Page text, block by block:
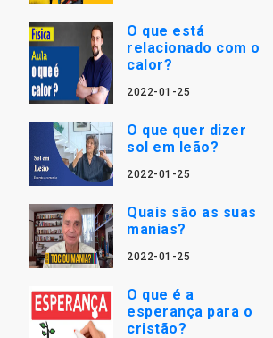
O que está
relacionado com o
calor?
2022-01-25
O que quer dizer
sol em leão?
2022-01-25
Quais são as suas
manias?
2022-01-25
O que é a
esperança para o
cristão?